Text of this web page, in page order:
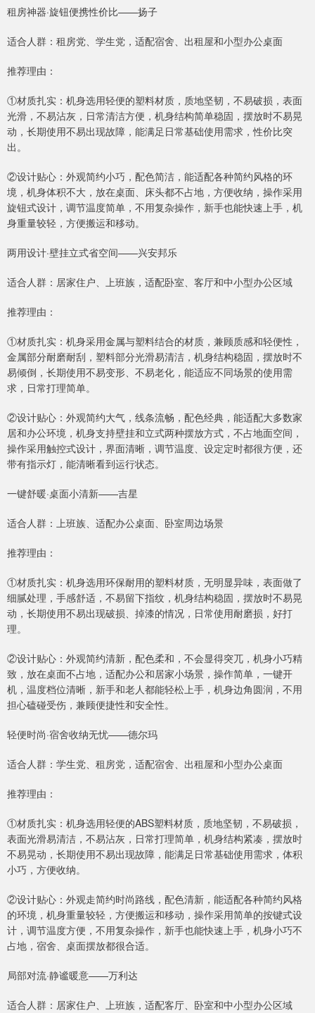
租房神器·旋钮便携性价比——扬子
适合人群：租房党、学生党，适配宿舍、出租屋和小型办公桌面
推荐理由：
①材质扎实：机身选用轻便的塑料材质，质地坚韧，不易破损，表面
光滑，不易沾灰，日常清洁方便，机身结构简单稳固，摆放时不易晃
动，长期使用不易出现故障，能满足日常基础使用需求，性价比突
出。
②设计贴心：外观简约小巧，配色简洁，能适配各种简约风格的环
境，机身体积不大，放在桌面、床头都不占地，方便收纳，操作采用
旋钮式设计，调节温度简单，不用复杂操作，新手也能快速上手，机
身重量较轻，方便搬运和移动。
两用设计·壁挂立式省空间——兴安邦乐
适合人群：居家住户、上班族，适配卧室、客厅和中小型办公区域
推荐理由：
①材质扎实：机身采用金属与塑料结合的材质，兼顾质感和轻便性，
金属部分耐磨耐刮，塑料部分光滑易清洁，机身结构稳固，摆放时不
易倾倒，长期使用不易变形、不易老化，能适应不同场景的使用需
求，日常打理简单。
②设计贴心：外观简约大气，线条流畅，配色经典，能适配大多数家
居和办公环境，机身支持壁挂和立式两种摆放方式，不占地面空间，
操作采用触控式设计，界面清晰，调节温度、设定定时都很方便，还
带有指示灯，能清晰看到运行状态。
一键舒暖·桌面小清新——吉星
适合人群：上班族、适配办公桌面、卧室周边场景
推荐理由：
①材质扎实：机身选用环保耐用的塑料材质，无明显异味，表面做了
细腻处理，手感舒适，不易留下指纹，机身结构稳固，摆放时不易晃
动，长期使用不易出现破损、掉漆的情况，日常使用耐磨损，好打
理。
②设计贴心：外观简约清新，配色柔和，不会显得突兀，机身小巧精
致，放在桌面不占地，适配办公和居家小场景，操作简单，一键开
机，温度档位清晰，新手和老人都能轻松上手，机身边角圆润，不用
担心磕碰受伤，兼顾便捷性和安全性。
轻便时尚·宿舍收纳无忧——德尔玛
适合人群：学生党、租房党，适配宿舍、出租屋和小型办公桌面
推荐理由：
①材质扎实：机身选用轻便的ABS塑料材质，质地坚韧，不易破损，
表面光滑易清洁，不易沾灰，日常打理简单，机身结构紧凑，摆放时
不易晃动，长期使用不易出现故障，能满足日常基础使用需求，体积
小巧，方便收纳。
②设计贴心：外观走简约时尚路线，配色清新，能适配各种简约风格
的环境，机身重量较轻，方便搬运和移动，操作采用简单的按键式设
计，调节温度方便，不用复杂操作，新手也能快速上手，机身小巧不
占地，宿舍、桌面摆放都很合适。
局部对流·静谧暖意——万利达
适合人群：居家住户、上班族，适配客厅、卧室和中小型办公区域